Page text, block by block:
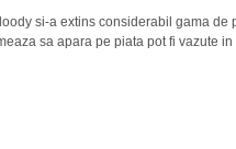
si-a extins considerabil gama
sa apara pe piata pot fi vazute